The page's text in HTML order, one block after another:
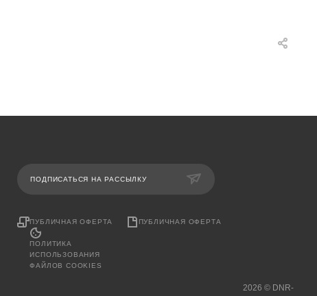
ПОДПИСАТЬСЯ НА РАССЫЛКУ
ПУБЛИЧНАЯ ОФЕРТА
ПОЛИТИКА
ИСПОЛЬЗОВАНИЯ
ФАЙЛОВ COOKIES
ПУБЛИЧНАЯ ОФЕРТА
2026 © DNR-